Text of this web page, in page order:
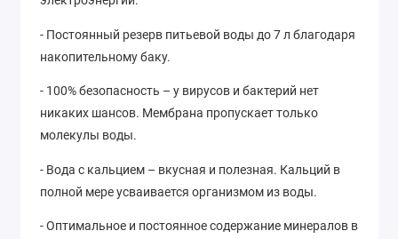
- Постоянный резерв питьевой воды до 7 л благодаря
накопительному баку.
- 100% безопасность – у вирусов и бактерий нет
никаких шансов. Мембрана пропускает только
молекулы воды.
- Вода с кальцием – вкусная и полезная. Кальций в
полной мере усваивается организмом из воды.
- Оптимальное и постоянное содержание минералов в